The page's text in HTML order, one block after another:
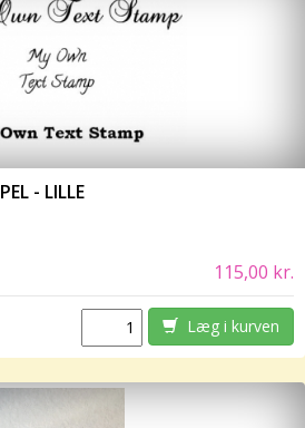
- LILLE
115,00 kr.
Læg i kurven